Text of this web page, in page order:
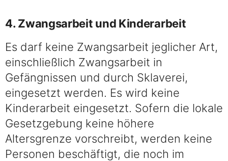
4. Zwangsarbeit und Kinderarbeit
Es darf keine Zwangsarbeit jeglicher Art,
einschließlich Zwangsarbeit in
Gefängnissen und durch Sklaverei,
eingesetzt werden. Es wird keine
Kinderarbeit eingesetzt. Sofern die lokale
Gesetzgebung keine höhere
Altersgrenze vorschreibt, werden keine
Personen beschäftigt, die noch im